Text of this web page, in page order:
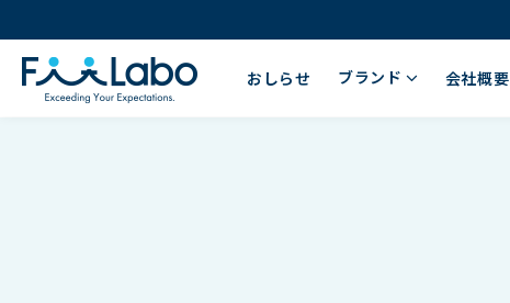
おしらせ ブランド 会社概要